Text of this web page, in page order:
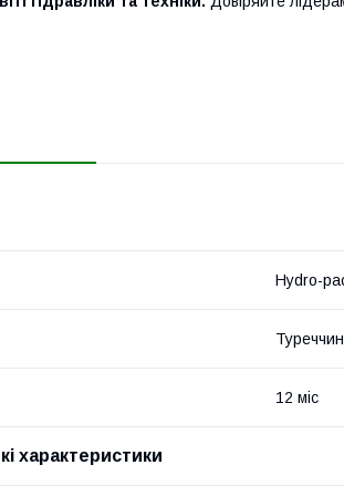
Hydro-
12 міс
характеристики